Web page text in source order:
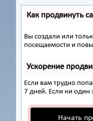
Как продвинуть
Вы создали или
посещаемости и
Ускорение
Если вам трудно
7 дней. Если ни один
Начать